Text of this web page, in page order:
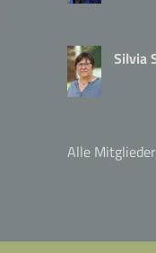
Silvia
Alle